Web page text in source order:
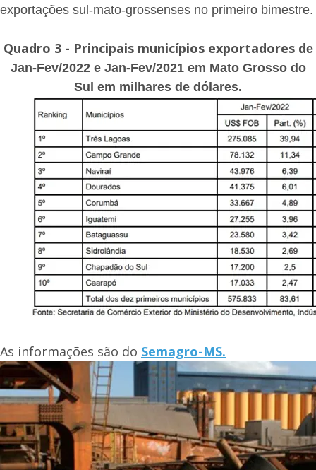
exportações sul-mato-grossenses no primeiro bimestre.
Quadro 3 - Principais municípios exportadores de
Jan-Fev/2022 e Jan-Fev/2021 em Mato Grosso do
Sul em milhares de dólares.
As informações são do Semagro-MS.